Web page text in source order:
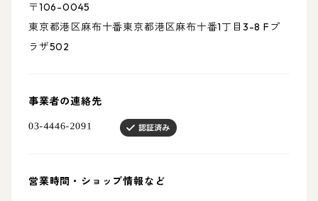
〒106-0045
東京都港区麻布十番東京都港区麻布十番1丁目3-8 Fプ
ラザ502
事業者の連絡先
営業時間・ショップ情報など